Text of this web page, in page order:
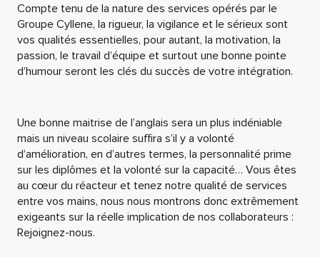
Compte tenu de la nature des services opérés par le
Groupe Cyllene, la rigueur, la vigilance et le sérieux sont
vos qualités essentielles, pour autant, la motivation, la
passion, le travail d’équipe et surtout une bonne pointe
d’humour seront les clés du succès de votre intégration.
Une bonne maitrise de l’anglais sera un plus indéniable
mais un niveau scolaire suffira s’il y a volonté
d’amélioration, en d’autres termes, la personnalité prime
sur les diplômes et la volonté sur la capacité… Vous êtes
au cœur du réacteur et tenez notre qualité de services
entre vos mains, nous nous montrons donc extrêmement
exigeants sur la réelle implication de nos collaborateurs :
Rejoignez-nous.